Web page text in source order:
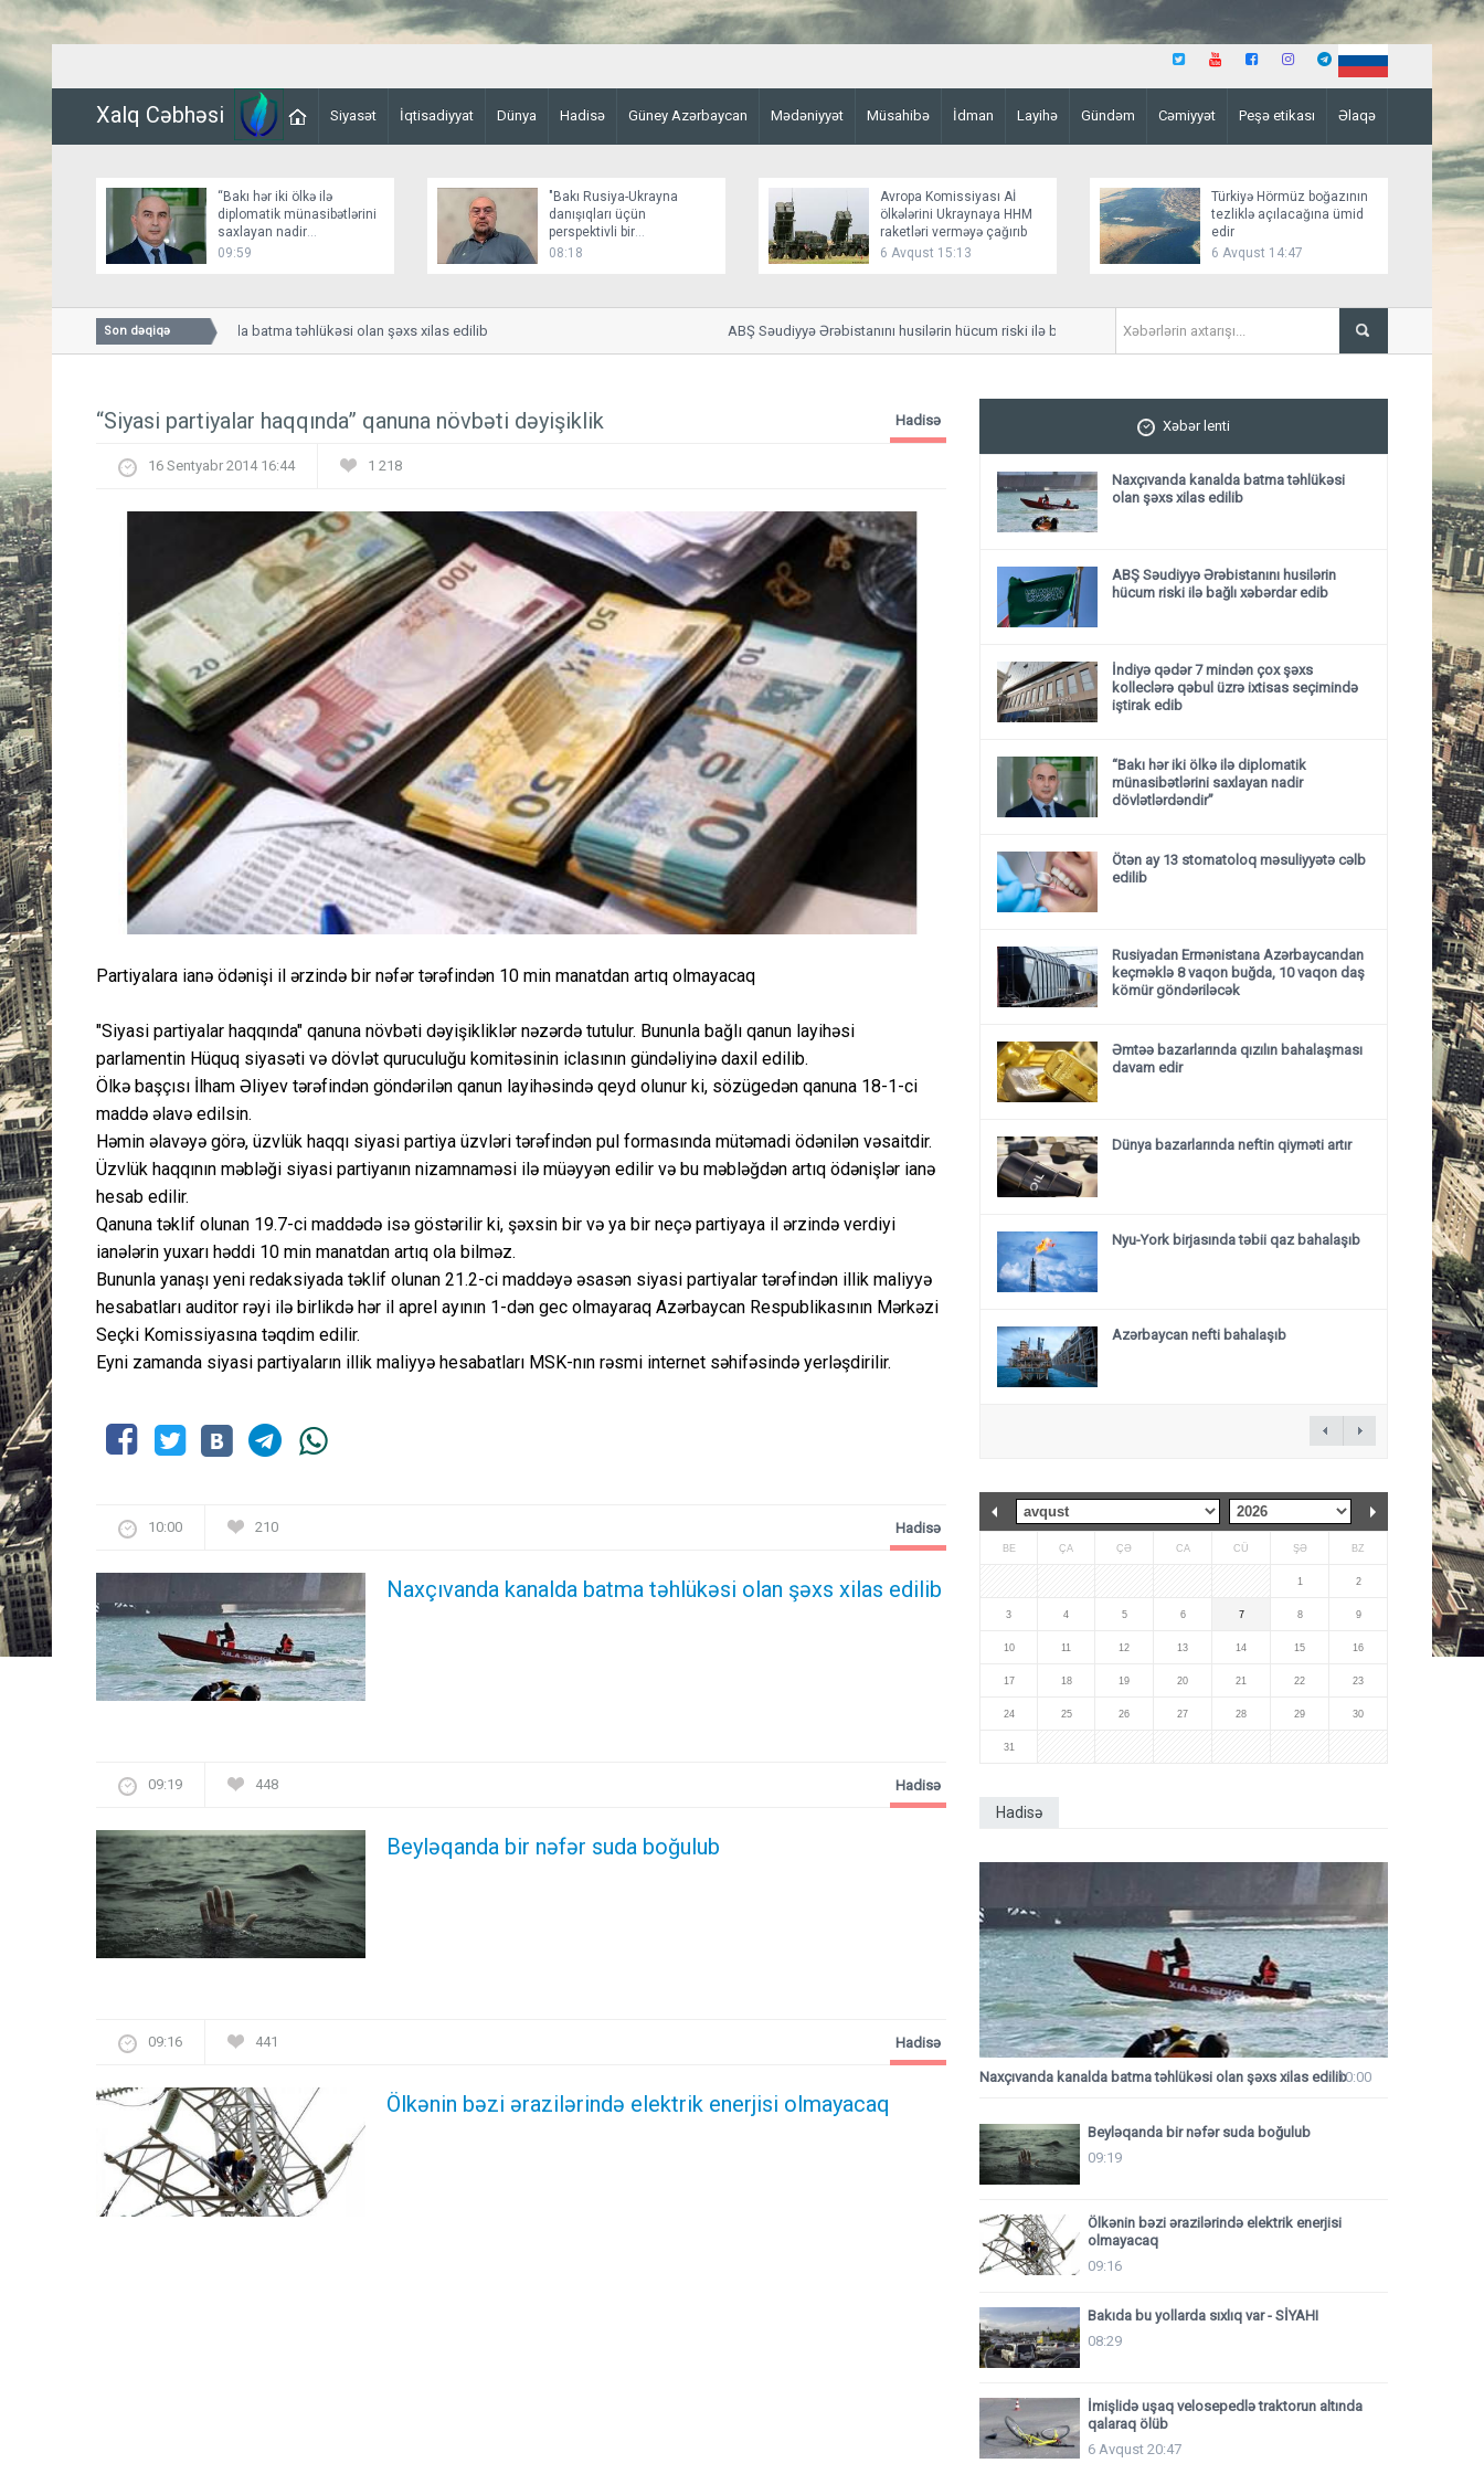
Xalq Cəbhəsi Siyasət İqtisadiyyat Dünya Hadisə Güney Azərbaycan Mədəniyyət Müsahibə İdman Layihə Gündəm Cəmiyyət Peşə etikası Əlaqə
“Bakı hər iki ölkə ilə
diplomatik münasibətlərini
saxlayan nadir
dövlətlərdəndir”
09:59
"Bakı Rusiya-Ukrayna
danışıqları üçün
perspektivli bir
platformadır"
08:18
Avropa Komissiyası Aİ
ölkələrini Ukraynaya HHM
raketləri verməyə çağırıb
6 Avqust 15:13
Türkiyə Hörmüz boğazının
tezliklə açılacağına ümid
edir
6 Avqust 14:47
Son dəqiqə
Naxçıvanda kanalda batma təhlükəsi olan şəxs xilas edilib ABŞ Səudiyyə Ərəbistanını husilərin hücum riski ilə bağlı xəbərdar edib İndiyə qədər 7 mindən
“Siyasi partiyalar haqqında” qanuna növbəti dəyişiklik Hadisə
16 Sentyabr 2014 16:44 1 218
Partiyalara ianə ödənişi il ərzində bir nəfər tərəfindən 10 min manatdan artıq olmayacaq
"Siyasi partiyalar haqqında" qanuna növbəti dəyişikliklər nəzərdə tutulur. Bununla bağlı qanun layihəsi
parlamentin Hüquq siyasəti və dövlət quruculuğu komitəsinin iclasının gündəliyinə daxil edilib.
Ölkə başçısı İlham Əliyev tərəfindən göndərilən qanun layihəsində qeyd olunur ki, sözügedən qanuna 18-1-ci
maddə əlavə edilsin.
Həmin əlavəyə görə, üzvlük haqqı siyasi partiya üzvləri tərəfindən pul formasında mütəmadi ödənilən vəsaitdir.
Üzvlük haqqının məbləği siyasi partiyanın nizamnaməsi ilə müəyyən edilir və bu məbləğdən artıq ödənişlər ianə
hesab edilir.
Qanuna təklif olunan 19.7-ci maddədə isə göstərilir ki, şəxsin bir və ya bir neçə partiyaya il ərzində verdiyi
ianələrin yuxarı həddi 10 min manatdan artıq ola bilməz.
Bununla yanaşı yeni redaksiyada təklif olunan 21.2-ci maddəyə əsasən siyasi partiyalar tərəfindən illik maliyyə
hesabatları auditor rəyi ilə birlikdə hər il aprel ayının 1-dən gec olmayaraq Azərbaycan Respublikasının Mərkəzi
Seçki Komissiyasına təqdim edilir.
Eyni zamanda siyasi partiyaların illik maliyyə hesabatları MSK-nın rəsmi internet səhifəsində yerləşdirilir.
10:00 210
Naxçıvanda kanalda batma təhlükəsi olan şəxs xilas edilib
Hadisə
09:19 448
Beyləqanda bir nəfər suda boğulub
Hadisə
09:16 441
Ölkənin bəzi ərazilərində elektrik enerjisi olmayacaq
Hadisə
Xəbər lenti
Naxçıvanda kanalda batma təhlükəsi
olan şəxs xilas edilib
ABŞ Səudiyyə Ərəbistanını husilərin
hücum riski ilə bağlı xəbərdar edib
İndiyə qədər 7 mindən çox şəxs
kolleclərə qəbul üzrə ixtisas seçimində
iştirak edib
“Bakı hər iki ölkə ilə diplomatik
münasibətlərini saxlayan nadir
dövlətlərdəndir”
Ötən ay 13 stomatoloq məsuliyyətə cəlb
edilib
Rusiyadan Ermənistana Azərbaycandan
keçməklə 8 vaqon buğda, 10 vaqon daş
kömür göndəriləcək
Əmtəə bazarlarında qızılın bahalaşması
davam edir
Dünya bazarlarında neftin qiyməti artır
Nyu-York birjasında təbii qaz bahalaşıb
Azərbaycan nefti bahalaşıb
BE ÇA ÇƏ CA CÜ ŞƏ BZ
1 2
3 4 5 6 7 8 9
10 11 12 13 14 15 16
17 18 19 20 21 22 23
24 25 26 27 28 29 30
31
Hadisə
Naxçıvanda kanalda batma təhlükəsi olan şəxs xilas edilib10:00
Beyləqanda bir nəfər suda boğulub
09:19
Ölkənin bəzi ərazilərində elektrik enerjisi
olmayacaq
09:16
Bakıda bu yollarda sıxlıq var - SİYAHI
08:29
İmişlidə uşaq velosepedlə traktorun altında
qalaraq ölüb
6 Avqust 20:47